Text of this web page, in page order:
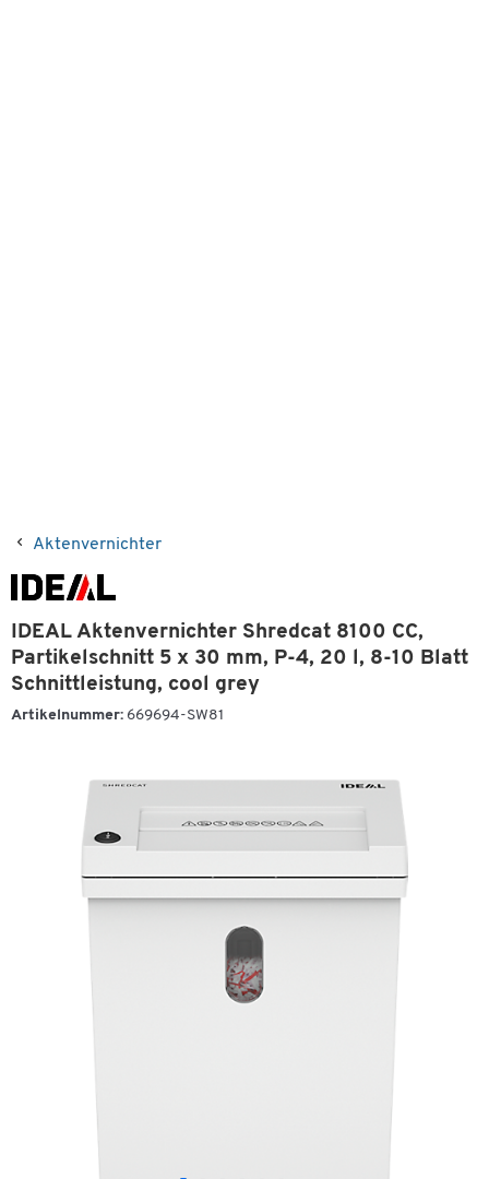
Aktenvernichter
IDEAL Aktenvernichter Shredcat 8100 CC,
Partikelschnitt 5 x 30 mm, P-4, 20 l, 8-10 Blatt
Schnittleistung, cool grey
Artikelnummer: 669694-SW81